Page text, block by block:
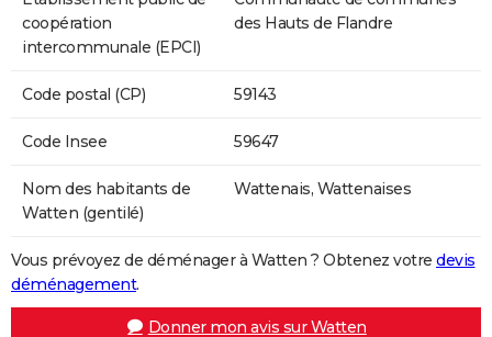
coopération
intercommunale (EPCI)
des Hauts de Flandre
Code postal (CP) 59143
Code Insee 59647
Nom des habitants de
Watten (gentilé)
Wattenais, Wattenaises
Vous prévoyez de déménager à Watten ? Obtenez votre devis
déménagement.
Donner mon avis sur Watten